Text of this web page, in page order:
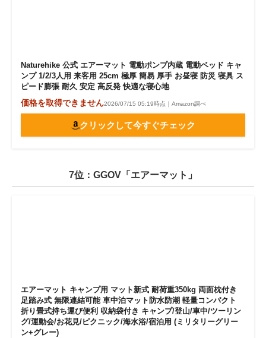
Naturehike 公式 エアーマット 電動ポンプ内蔵 電動ベッド キャ
ンプ 1/2/3人用 来客用 25cm 極厚 簡易 厚手 お昼寝 防災 寝具 ス
ピード膨張 耐久 安定 高反発 快適な寝心地
価格を取得できません2026/07/15 05:19時点｜Amazon調べ
クリックして今すぐチェック
7位：GGOV「エアーマット」
エアーマット キャンプ用 マット新式 耐荷重350kg 両面枕付き
足踏み式 無限連結可能 車中泊マット防水防潮 軽量コンパクト
折り畳式持ち運び便利 収納袋付き キャンプ/登山/車中/ツーリン
グ/運動会/お花見/ピクニック/海水浴/宿泊用 (ミリタリーグリー
ン+グレー)